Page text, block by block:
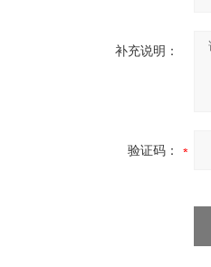
补充说明：
验证码：